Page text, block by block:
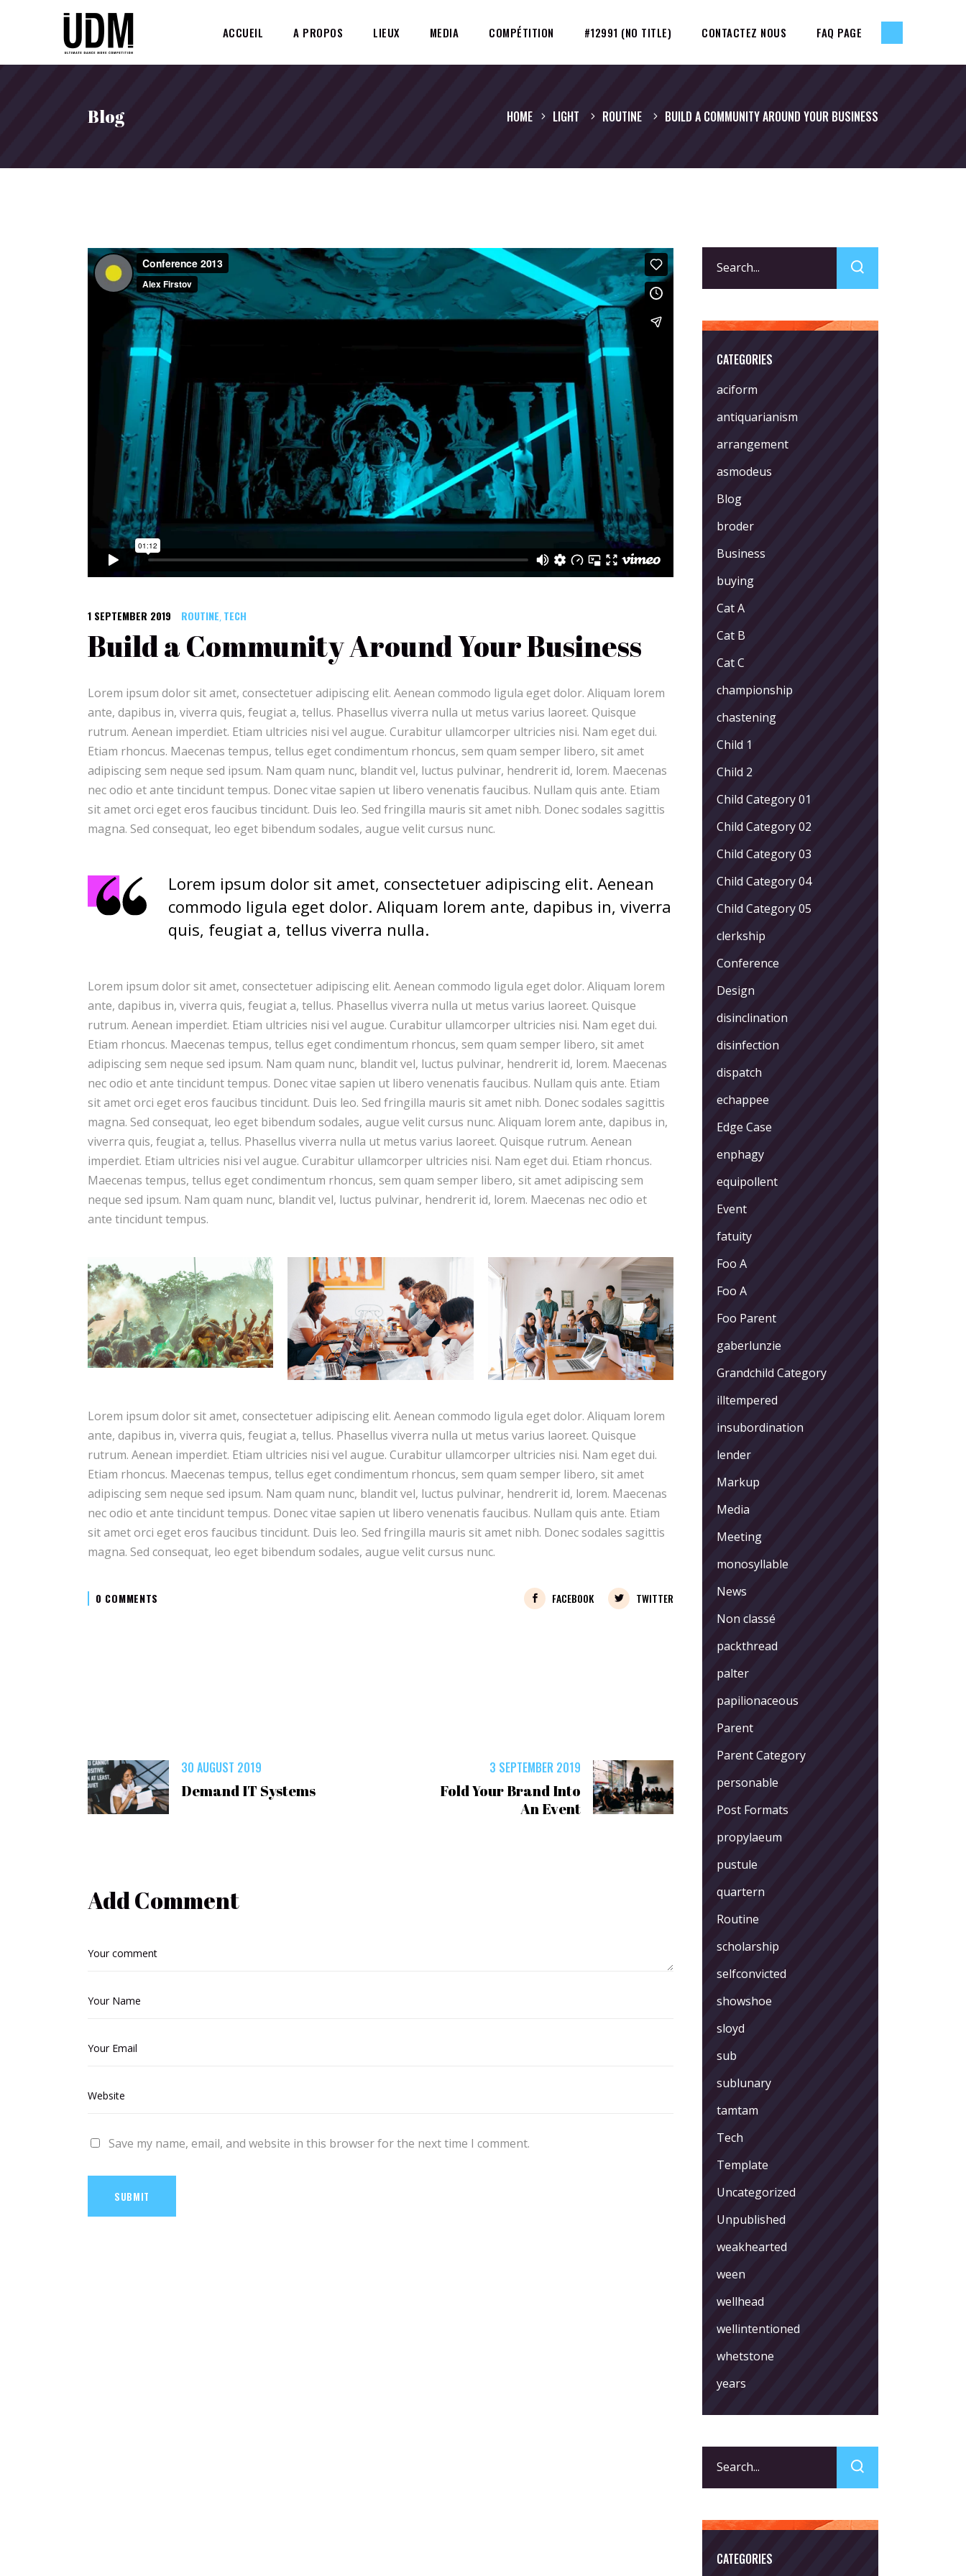
ACCUEIL A PROPOS LIEUX MEDIA COMPÉTITION #12991 (NO TITLE) CONTACTEZ NOUS FAQ PAGE
Blog HOME LIGHT ROUTINE BUILD A COMMUNITY AROUND YOUR BUSINESS
1 SEPTEMBER 2019 ROUTINE, TECH
Build a Community Around Your Business
Lorem ipsum dolor sit amet, consectetuer adipiscing elit. Aenean commodo ligula eget dolor. Aliquam lorem
ante, dapibus in, viverra quis, feugiat a, tellus. Phasellus viverra nulla ut metus varius laoreet. Quisque
rutrum. Aenean imperdiet. Etiam ultricies nisi vel augue. Curabitur ullamcorper ultricies nisi. Nam eget dui.
Etiam rhoncus. Maecenas tempus, tellus eget condimentum rhoncus, sem quam semper libero, sit amet
adipiscing sem neque sed ipsum. Nam quam nunc, blandit vel, luctus pulvinar, hendrerit id, lorem. Maecenas
nec odio et ante tincidunt tempus. Donec vitae sapien ut libero venenatis faucibus. Nullam quis ante. Etiam
sit amet orci eget eros faucibus tincidunt. Duis leo. Sed fringilla mauris sit amet nibh. Donec sodales sagittis
magna. Sed consequat, leo eget bibendum sodales, augue velit cursus nunc.
Lorem ipsum dolor sit amet, consectetuer adipiscing elit. Aenean
commodo ligula eget dolor. Aliquam lorem ante, dapibus in, viverra
quis, feugiat a, tellus viverra nulla.
Lorem ipsum dolor sit amet, consectetuer adipiscing elit. Aenean commodo ligula eget dolor. Aliquam lorem
ante, dapibus in, viverra quis, feugiat a, tellus. Phasellus viverra nulla ut metus varius laoreet. Quisque
rutrum. Aenean imperdiet. Etiam ultricies nisi vel augue. Curabitur ullamcorper ultricies nisi. Nam eget dui.
Etiam rhoncus. Maecenas tempus, tellus eget condimentum rhoncus, sem quam semper libero, sit amet
adipiscing sem neque sed ipsum. Nam quam nunc, blandit vel, luctus pulvinar, hendrerit id, lorem. Maecenas
nec odio et ante tincidunt tempus. Donec vitae sapien ut libero venenatis faucibus. Nullam quis ante. Etiam
sit amet orci eget eros faucibus tincidunt. Duis leo. Sed fringilla mauris sit amet nibh. Donec sodales sagittis
magna. Sed consequat, leo eget bibendum sodales, augue velit cursus nunc. Aliquam lorem ante, dapibus in,
viverra quis, feugiat a, tellus. Phasellus viverra nulla ut metus varius laoreet. Quisque rutrum. Aenean
imperdiet. Etiam ultricies nisi vel augue. Curabitur ullamcorper ultricies nisi. Nam eget dui. Etiam rhoncus.
Maecenas tempus, tellus eget condimentum rhoncus, sem quam semper libero, sit amet adipiscing sem
neque sed ipsum. Nam quam nunc, blandit vel, luctus pulvinar, hendrerit id, lorem. Maecenas nec odio et
ante tincidunt tempus.
Lorem ipsum dolor sit amet, consectetuer adipiscing elit. Aenean commodo ligula eget dolor. Aliquam lorem
ante, dapibus in, viverra quis, feugiat a, tellus. Phasellus viverra nulla ut metus varius laoreet. Quisque
rutrum. Aenean imperdiet. Etiam ultricies nisi vel augue. Curabitur ullamcorper ultricies nisi. Nam eget dui.
Etiam rhoncus. Maecenas tempus, tellus eget condimentum rhoncus, sem quam semper libero, sit amet
adipiscing sem neque sed ipsum. Nam quam nunc, blandit vel, luctus pulvinar, hendrerit id, lorem. Maecenas
nec odio et ante tincidunt tempus. Donec vitae sapien ut libero venenatis faucibus. Nullam quis ante. Etiam
sit amet orci eget eros faucibus tincidunt. Duis leo. Sed fringilla mauris sit amet nibh. Donec sodales sagittis
magna. Sed consequat, leo eget bibendum sodales, augue velit cursus nunc.
0 COMMENTS FACEBOOK TWITTER
30 AUGUST 2019
Demand IT Systems
3 SEPTEMBER 2019
Fold Your Brand Into
An Event
Add Comment
Save my name, email, and website in this browser for the next time I comment.
SUBMIT
for:
CATEGORIES
aciform
antiquarianism
arrangement
asmodeus
Blog
broder
Business
buying
Cat A
Cat B
Cat C
championship
chastening
Child 1
Child 2
Child Category 01
Child Category 02
Child Category 03
Child Category 04
Child Category 05
clerkship
Conference
Design
disinclination
disinfection
dispatch
echappee
Edge Case
enphagy
equipollent
Event
fatuity
Foo A
Foo A
Foo Parent
gaberlunzie
Grandchild Category
illtempered
insubordination
lender
Markup
Media
Meeting
monosyllable
News
Non classé
packthread
palter
papilionaceous
Parent
Parent Category
personable
Post Formats
propylaeum
pustule
quartern
Routine
scholarship
selfconvicted
showshoe
sloyd
sub
sublunary
tamtam
Tech
Template
Uncategorized
Unpublished
weakhearted
ween
wellhead
wellintentioned
whetstone
years
for:
CATEGORIES